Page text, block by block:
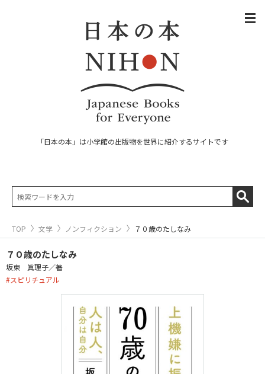
「日本の本」は小学館の出版物を世界に紹介するサイトです
TOP 文学 ノンフィクション ７０歳のたしなみ
７０歳のたしなみ
坂東 眞理子／著
#スピリチュアル